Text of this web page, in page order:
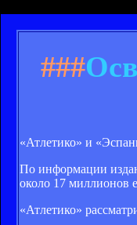
###
«Атлетико» и
По информации
около 17 миллионов
«Атлетико»